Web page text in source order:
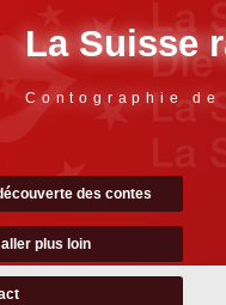
La Suisse
Contographie
des contes
aller plus loin